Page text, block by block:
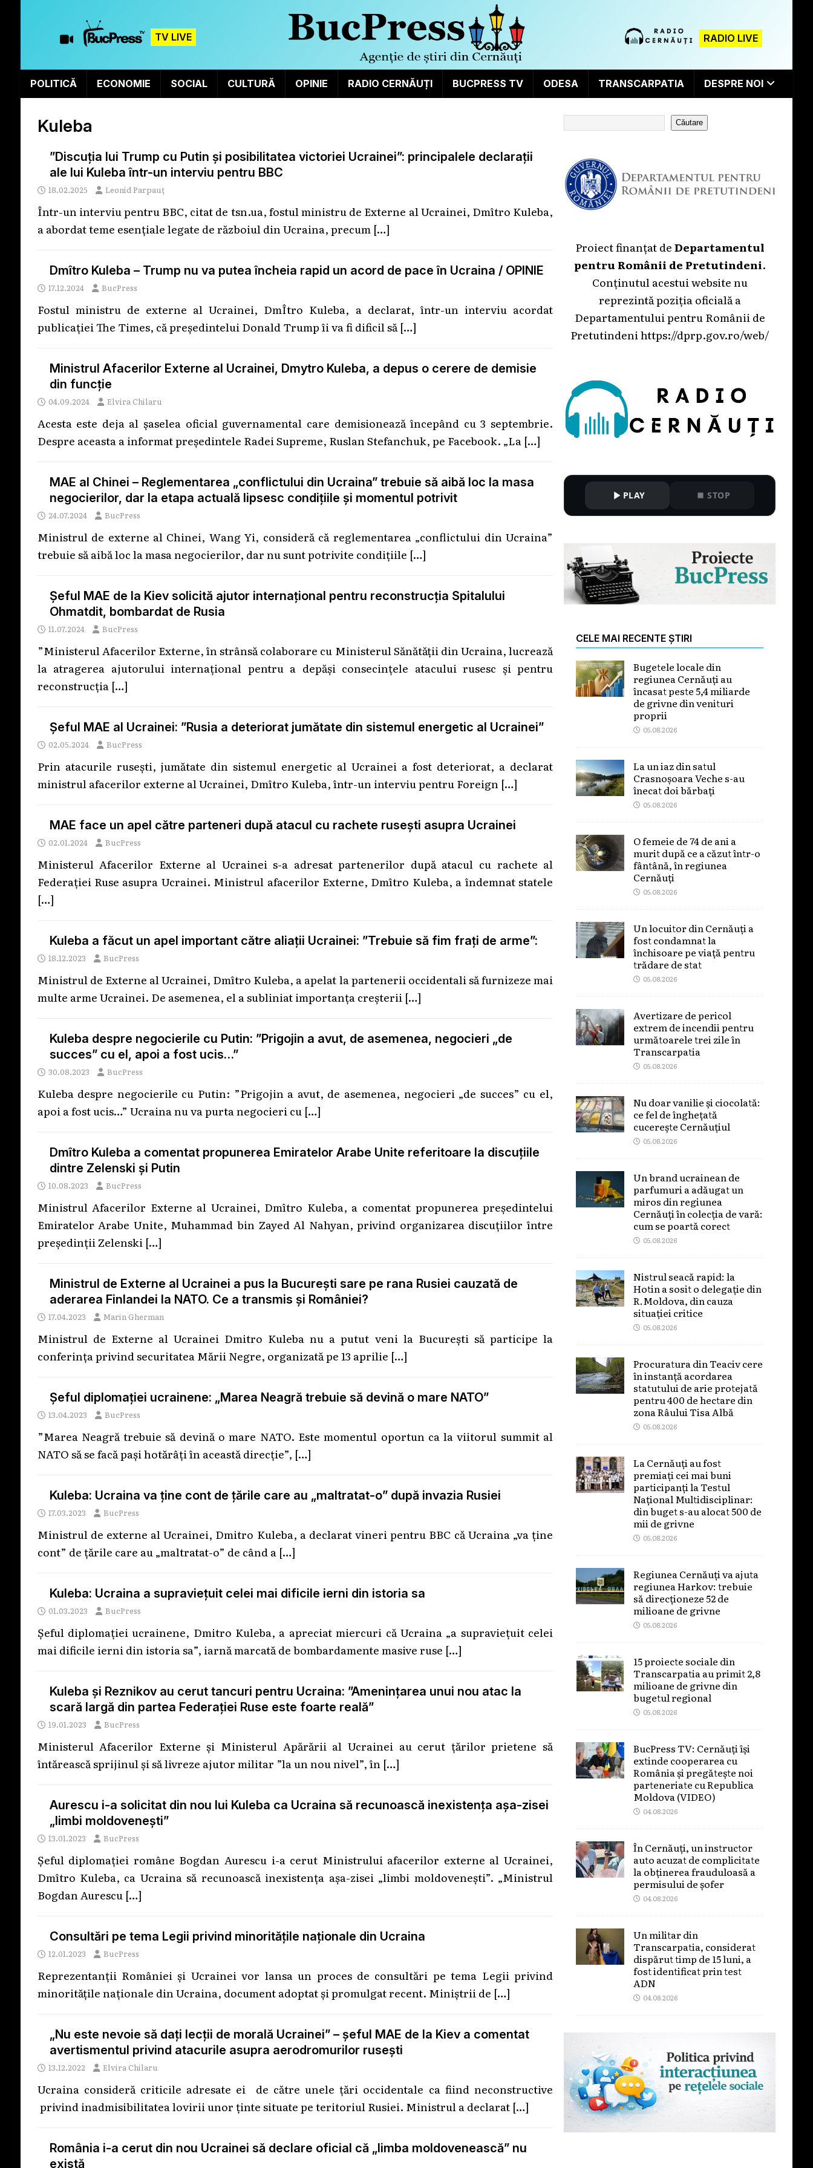
TV LIVE RADIO LIVE
POLITICĂ ECONOMIE SOCIAL CULTURĂ OPINIE RADIO CERNĂUȚI BUCPRESS TV ODESA TRANSCARPATIA DESPRE NOI
Kuleba
”Discuția lui Trump cu Putin și posibilitatea victoriei Ucrainei”: principalele declarații
ale lui Kuleba într-un interviu pentru BBC
18.02.2025 Leonid Parpauț
Într-un interviu pentru BBC, citat de tsn.ua, fostul ministru de Externe al Ucrainei, Dmîtro Kuleba,
a abordat teme esențiale legate de războiul din Ucraina, precum […]
Dmîtro Kuleba – Trump nu va putea încheia rapid un acord de pace în Ucraina / OPINIE
17.12.2024 BucPress
Fostul ministru de externe al Ucrainei, DmÎtro Kuleba, a declarat, într-un interviu acordat
publicației The Times, că președintelui Donald Trump îi va fi dificil să […]
Ministrul Afacerilor Externe al Ucrainei, Dmytro Kuleba, a depus o cerere de demisie
din funcție
04.09.2024 Elvira Chilaru
Acesta este deja al șaselea oficial guvernamental care demisionează începând cu 3 septembrie.
Despre aceasta a informat președintele Radei Supreme, Ruslan Stefanchuk, pe Facebook. „La […]
MAE al Chinei – Reglementarea „conflictului din Ucraina” trebuie să aibă loc la masa
negocierilor, dar la etapa actuală lipsesc condițiile și momentul potrivit
24.07.2024 BucPress
Ministrul de externe al Chinei, Wang Yi, consideră că reglementarea „conflictului din Ucraina”
trebuie să aibă loc la masa negocierilor, dar nu sunt potrivite condițiile […]
Șeful MAE de la Kiev solicită ajutor internațional pentru reconstrucția Spitalului
Ohmatdit, bombardat de Rusia
11.07.2024 BucPress
”Ministerul Afacerilor Externe, în strânsă colaborare cu Ministerul Sănătății din Ucraina, lucrează
la atragerea ajutorului internațional pentru a depăși consecințele atacului rusesc și pentru
reconstrucția […]
Șeful MAE al Ucrainei: ”Rusia a deteriorat jumătate din sistemul energetic al Ucrainei”
02.05.2024 BucPress
Prin atacurile rusești, jumătate din sistemul energetic al Ucrainei a fost deteriorat, a declarat
ministrul afacerilor externe al Ucrainei, Dmîtro Kuleba, într-un interviu pentru Foreign […]
MAE face un apel către parteneri după atacul cu rachete rusești asupra Ucrainei
02.01.2024 BucPress
Ministerul Afacerilor Externe al Ucrainei s-a adresat partenerilor după atacul cu rachete al
Federației Ruse asupra Ucrainei. Ministrul afacerilor Externe, Dmîtro Kuleba, a îndemnat statele
[…]
Kuleba a făcut un apel important către aliații Ucrainei: ”Trebuie să fim frați de arme”:
18.12.2023 BucPress
Ministrul de Externe al Ucrainei, Dmîtro Kuleba, a apelat la partenerii occidentali să furnizeze mai
multe arme Ucrainei. De asemenea, el a subliniat importanța creșterii […]
Kuleba despre negocierile cu Putin: ”Prigojin a avut, de asemenea, negocieri „de
succes” cu el, apoi a fost ucis…”
30.08.2023 BucPress
Kuleba despre negocierile cu Putin: ”Prigojin a avut, de asemenea, negocieri „de succes” cu el,
apoi a fost ucis…” Ucraina nu va purta negocieri cu […]
Dmîtro Kuleba a comentat propunerea Emiratelor Arabe Unite referitoare la discuțiile
dintre Zelenski și Putin
10.08.2023 BucPress
Ministrul Afacerilor Externe al Ucrainei, Dmîtro Kuleba, a comentat propunerea președintelui
Emiratelor Arabe Unite, Muhammad bin Zayed Al Nahyan, privind organizarea discuțiilor între
președinții Zelenski […]
Ministrul de Externe al Ucrainei a pus la București sare pe rana Rusiei cauzată de
aderarea Finlandei la NATO. Ce a transmis și României?
17.04.2023 Marin Gherman
Ministrul de Externe al Ucrainei Dmitro Kuleba nu a putut veni la București să participe la
conferința privind securitatea Mării Negre, organizată pe 13 aprilie […]
Șeful diplomației ucrainene: „Marea Neagră trebuie să devină o mare NATO”
13.04.2023 BucPress
”Marea Neagră trebuie să devină o mare NATO. Este momentul oportun ca la viitorul summit al
NATO să se facă pași hotărâți în această direcție”, […]
Kuleba: Ucraina va ţine cont de țările care au „maltratat-o” după invazia Rusiei
17.03.2023 BucPress
Ministrul de externe al Ucrainei, Dmitro Kuleba, a declarat vineri pentru BBC că Ucraina „va ţine
cont” de ţările care au „maltratat-o” de când a […]
Kuleba: Ucraina a supravieţuit celei mai dificile ierni din istoria sa
01.03.2023 BucPress
Şeful diplomaţiei ucrainene, Dmitro Kuleba, a apreciat miercuri că Ucraina „a supravieţuit celei
mai dificile ierni din istoria sa”, iarnă marcată de bombardamente masive ruse […]
Kuleba și Reznikov au cerut tancuri pentru Ucraina: ”Amenințarea unui nou atac la
scară largă din partea Federației Ruse este foarte reală”
19.01.2023 BucPress
Ministerul Afacerilor Externe și Ministerul Apărării al Ucrainei au cerut țărilor prietene să
întărească sprijinul și să livreze ajutor militar ”la un nou nivel”, în […]
Aurescu i-a solicitat din nou lui Kuleba ca Ucraina să recunoască inexistența așa-zisei
„limbi moldovenești”
13.01.2023 BucPress
Șeful diplomației române Bogdan Aurescu i-a cerut Ministrului afacerilor externe al Ucrainei,
Dmîtro Kuleba, ca Ucraina să recunoască inexistența așa-zisei „limbi moldovenești”. „Ministrul
Bogdan Aurescu […]
Consultări pe tema Legii privind minorităţile naţionale din Ucraina
12.01.2023 BucPress
Reprezentanţii României şi Ucrainei vor lansa un proces de consultări pe tema Legii privind
minorităţile naţionale din Ucraina, document adoptat şi promulgat recent. Miniştrii de […]
„Nu este nevoie să dați lecții de morală Ucrainei” – șeful MAE de la Kiev a comentat
avertismentul privind atacurile asupra aerodromurilor rusești
13.12.2022 Elvira Chilaru
Ucraina consideră criticile adresate ei de către unele țări occidentale ca fiind neconstructive
privind inadmisibilitatea lovirii unor ținte situate pe teritoriul Rusiei. Ministrul a declarat […]
România i-a cerut din nou Ucrainei să declare oficial că „limba moldovenească” nu
există
Căutare
Proiect finanțat deDepartamentul
pentru Românii de Pretutindeni.
Conținutul acestui website nu
reprezintă poziția oficială a
Departamentului pentru Românii de
Pretutindenihttps://dprp.gov.ro/web/
PLAY STOP
CELE MAI RECENTE ȘTIRI
Bugetele locale din
regiunea Cernăuți au
încasat peste 5,4 miliarde
de grivne din venituri
proprii
05.08.2026
La un iaz din satul
Crasnoșoara Veche s-au
înecat doi bărbați
05.08.2026
O femeie de 74 de ani a
murit după ce a căzut într-o
fântână, în regiunea
Cernăuți
05.08.2026
Un locuitor din Cernăuți a
fost condamnat la
închisoare pe viață pentru
trădare de stat
05.08.2026
Avertizare de pericol
extrem de incendii pentru
următoarele trei zile în
Transcarpatia
05.08.2026
Nu doar vanilie și ciocolată:
ce fel de înghețată
cucerește Cernăuțiul
05.08.2026
Un brand ucrainean de
parfumuri a adăugat un
miros din regiunea
Cernăuți în colecția de vară:
cum se poartă corect
05.08.2026
Nistrul seacă rapid: la
Hotin a sosit o delegație din
R.Moldova, din cauza
situației critice
05.08.2026
Procuratura din Teaciv cere
în instanță acordarea
statutului de arie protejată
pentru 400 de hectare din
zona Râului Tisa Albă
05.08.2026
La Cernăuți au fost
premiați cei mai buni
participanți la Testul
Național Multidisciplinar:
din buget s-au alocat 500 de
mii de grivne
05.08.2026
Regiunea Cernăuți va ajuta
regiunea Harkov: trebuie
să direcționeze 52 de
milioane de grivne
05.08.2026
15 proiecte sociale din
Transcarpatia au primit 2,8
milioane de grivne din
bugetul regional
05.08.2026
BucPress TV: Cernăuți își
extinde cooperarea cu
România și pregătește noi
parteneriate cu Republica
Moldova (VIDEO)
04.08.2026
În Cernăuți, un instructor
auto acuzat de complicitate
la obținerea frauduloasă a
permisului de șofer
04.08.2026
Un militar din
Transcarpatia, considerat
dispărut timp de 15 luni, a
fost identificat prin test
ADN
04.08.2026